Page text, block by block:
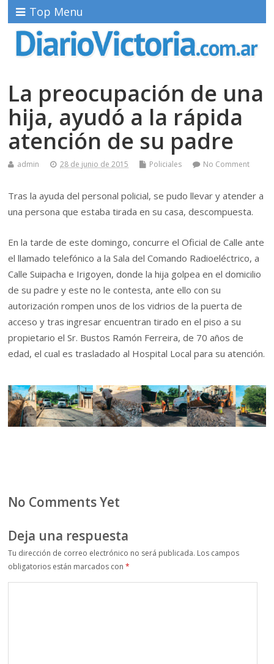
Top Menu
La preocupación de una
hija, ayudó a la rápida
atención de su padre
admin 28 de junio de 2015 Policiales No Comment
Tras la ayuda del personal policial, se pudo llevar y atender a
una persona que estaba tirada en su casa, descompuesta.
En la tarde de este domingo, concurre el Oficial de Calle ante
el llamado telefónico a la Sala del Comando Radioeléctrico, a
Calle Suipacha e Irigoyen, donde la hija golpea en el domicilio
de su padre y este no le contesta, ante ello con su
autorización rompen unos de los vidrios de la puerta de
acceso y tras ingresar encuentran tirado en el piso a su
propietario el Sr. Bustos Ramón Ferreira, de 70 años de
edad, el cual es trasladado al Hospital Local para su atención.
No Comments Yet
Deja una respuesta
Tu dirección de correo electrónico no será publicada. Los campos
obligatorios están marcados con*